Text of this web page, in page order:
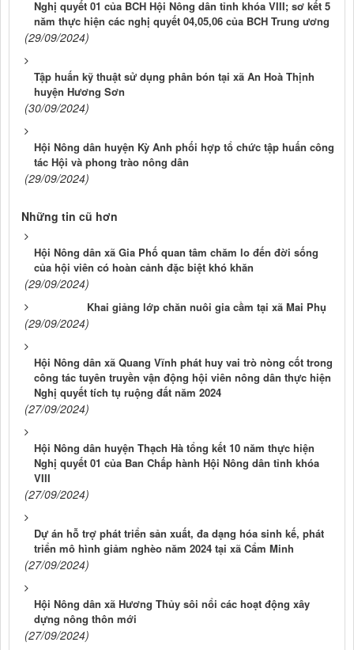
Nghị quyết 01 của BCH Hội Nông dân tỉnh khóa VIII; sơ kết 5
năm thực hiện các nghị quyết 04,05,06 của BCH Trung ương
(29/09/2024)
Tập huấn kỹ thuật sử dụng phân bón tại xã An Hoà Thịnh
huyện Hương Sơn
(30/09/2024)
Hội Nông dân huyện Kỳ Anh phối hợp tổ chức tập huấn công
tác Hội và phong trào nông dân
(29/09/2024)
Những tin cũ hơn
Hội Nông dân xã Gia Phố quan tâm chăm lo đến đời sống
của hội viên có hoàn cảnh đặc biệt khó khăn
(29/09/2024)
Khai giảng lớp chăn nuôi gia cầm tại xã Mai Phụ
(29/09/2024)
Hội Nông dân xã Quang Vĩnh phát huy vai trò nòng cốt trong
công tác tuyên truyền vận động hội viên nông dân thực hiện
Nghị quyết tích tụ ruộng đất năm 2024
(27/09/2024)
Hội Nông dân huyện Thạch Hà tổng kết 10 năm thực hiện
Nghị quyết 01 của Ban Chấp hành Hội Nông dân tỉnh khóa
VIII
(27/09/2024)
Dự án hỗ trợ phát triển sản xuất, đa dạng hóa sinh kế, phát
triển mô hình giảm nghèo năm 2024 tại xã Cẩm Minh
(27/09/2024)
Hội Nông dân xã Hương Thủy sôi nổi các hoạt động xây
dựng nông thôn mới
(27/09/2024)